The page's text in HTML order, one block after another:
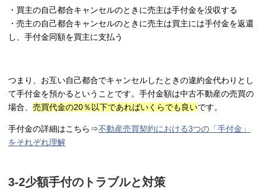
・買主の自己都合キャンセルのときに売主は手付金を没収する
・売主の自己都合キャンセルのときに売主は買主には手付金を返還
し、手付金同額を買主に支払う
つまり、お互い自己都合でキャンセルしたときの違約金代わりとし
て手付金を預かるということです。手付金額は中古不動産の売買の
場合、 売買代金の20％以下であればいくらでも良いです。
手付金の詳細はこちら⇒不動産売買契約における3つの「手付金」
をそれぞれ理解
3-2少額手付のトラブルと対策